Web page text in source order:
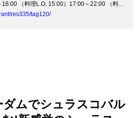
老のパスタパエリア』 1,980円 ［審査員
賞］うさぎ・スペイン鶏・エスカルゴ使用『バ
16:00 （料理L.O. 15:00）17:00～22:00 （料理
）res335/tag120/
ダムでシュラスコバル